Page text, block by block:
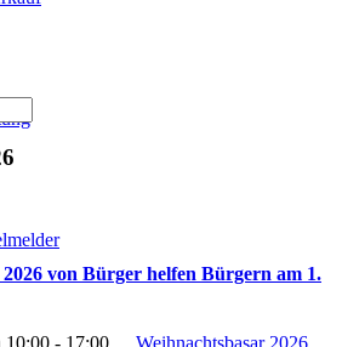
von Bürger helfen Bürgern am 1.